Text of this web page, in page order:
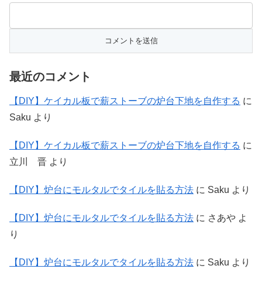
最近のコメント
【DIY】ケイカル板で薪ストーブの炉台下地を自作する に
Saku より
【DIY】ケイカル板で薪ストーブの炉台下地を自作する に
立川 晋 より
【DIY】炉台にモルタルでタイルを貼る方法 に Saku より
【DIY】炉台にモルタルでタイルを貼る方法 に さあや よ
り
【DIY】炉台にモルタルでタイルを貼る方法 に Saku より